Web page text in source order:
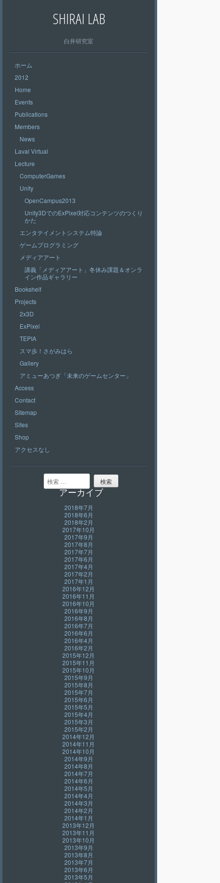
SHIRAI LAB
白井研究室
ホーム
2012
Home
Events
Publications
Members
News
Laval Virtual
Lecture
ComputerGames
Unity
OpenCampus2013
Unity3DでのExPixel対応コンテンツのつくり
かた
エンタテイメントシステム特論
ゲームプログラミング
メディアアート
講義「メディアアート」冬休み課題＆オンラ
イン作品ギャラリー
Bookshelf
Projects
2x3D
ExPixel
TEPIA
スマ歩！さがみはら
Gallery
アミューあつぎ「未来のゲームセンター」
Access
Contact
Sitemap
Sites
Shop
アクセスなし
検索
アーカイブ
2018年7月
2018年6月
2018年2月
2017年10月
2017年9月
2017年8月
2017年7月
2017年6月
2017年4月
2017年2月
2017年1月
2016年12月
2016年11月
2016年10月
2016年9月
2016年8月
2016年7月
2016年6月
2016年4月
2016年2月
2015年12月
2015年11月
2015年10月
2015年9月
2015年8月
2015年7月
2015年6月
2015年5月
2015年4月
2015年3月
2015年2月
2014年12月
2014年11月
2014年10月
2014年9月
2014年8月
2014年7月
2014年6月
2014年5月
2014年4月
2014年3月
2014年2月
2014年1月
2013年12月
2013年11月
2013年10月
2013年9月
2013年8月
2013年7月
2013年6月
2013年5月